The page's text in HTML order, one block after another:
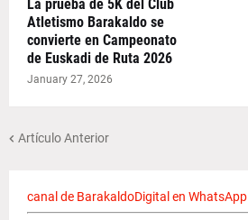
La prueba de 5K del Club
Atletismo Barakaldo se
convierte en Campeonato
de Euskadi de Ruta 2026
January 27, 2026
Artículo Anterior
canal de BarakaldoDigital en WhatsApp